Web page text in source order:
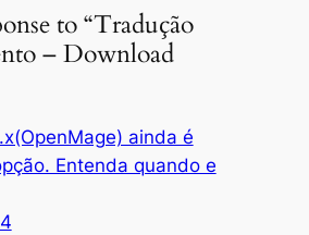
to “Tradução
– Download
ainda é
Entenda quando e